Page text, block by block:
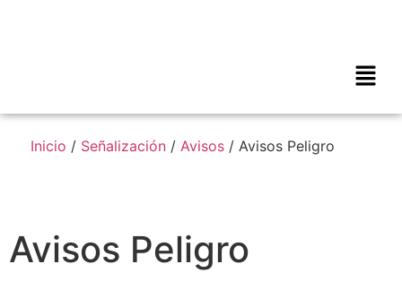
Inicio / Señalización / Avisos / Avisos Peligro
Avisos Peligro